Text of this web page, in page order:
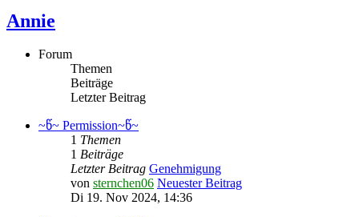
Annie
Forum
Themen
Beiträge
Letzter Beitrag
~წ~ Permission~წ~
1 Themen
1 Beiträge
Letzter Beitrag Genehmigung
von sternchen06 Neuester Beitrag
Di 19. Nov 2024, 14:36